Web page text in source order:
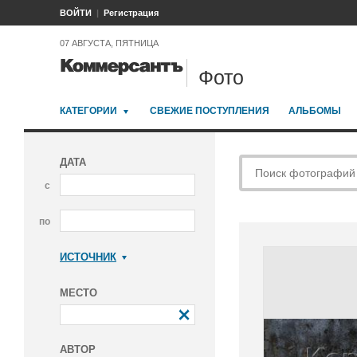
ВОЙТИ Регистрация
07 АВГУСТА, ПЯТНИЦА
Фото
КАТЕГОРИИ СВЕЖИЕ ПОСТУПЛЕНИЯ АЛЬБОМЫ
ДАТА
с
по
ИСТОЧНИК
МЕСТО
АВТОР